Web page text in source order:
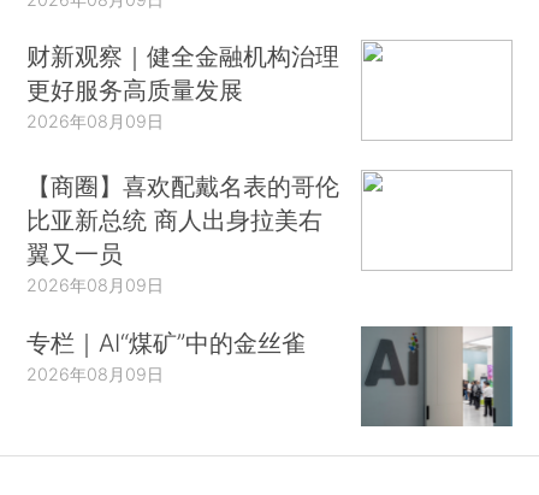
财新观察｜健全金融机构治理
更好服务高质量发展
2026年08月09日
【商圈】喜欢配戴名表的哥伦
比亚新总统 商人出身拉美右
翼又一员
2026年08月09日
专栏｜AI“煤矿”中的金丝雀
2026年08月09日